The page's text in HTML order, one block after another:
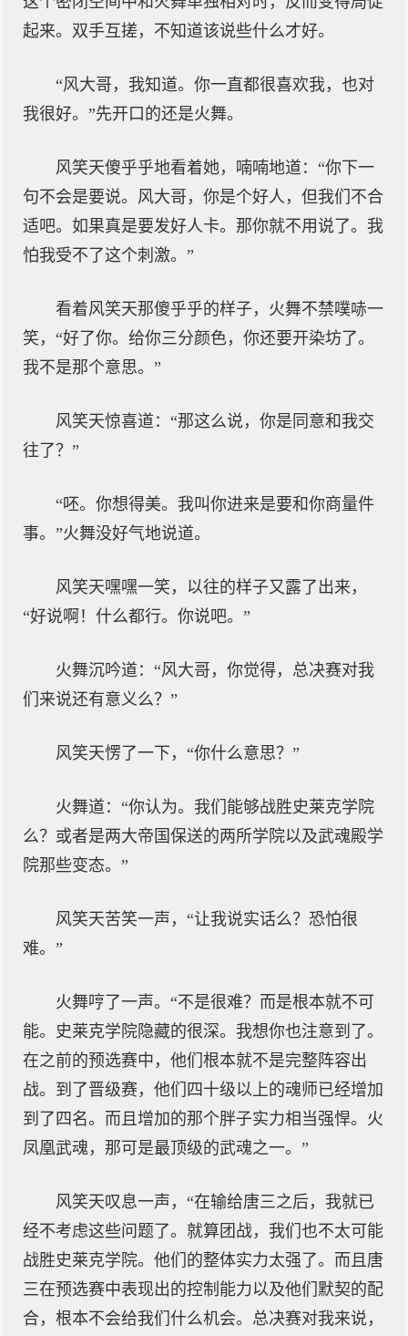
起来。双手互搓，不知道该说些什么才好。
“风大哥，我知道。你一直都很喜欢我，也对
我很好。”先开口的还是火舞。
风笑天傻乎乎地看着她，喃喃地道：“你下一
句不会是要说。风大哥，你是个好人，但我们不合
适吧。如果真是要发好人卡。那你就不用说了。我
怕我受不了这个刺激。”
看着风笑天那傻乎乎的样子，火舞不禁噗哧一
笑，“好了你。给你三分颜色，你还要开染坊了。
我不是那个意思。”
风笑天惊喜道：“那这么说，你是同意和我交
往了？”
“呸。你想得美。我叫你进来是要和你商量件
事。”火舞没好气地说道。
风笑天嘿嘿一笑，以往的样子又露了出来，
“好说啊！什么都行。你说吧。”
火舞沉吟道：“风大哥，你觉得，总决赛对我
们来说还有意义么？”
风笑天愣了一下，“你什么意思？”
火舞道：“你认为。我们能够战胜史莱克学院
么？或者是两大帝国保送的两所学院以及武魂殿学
院那些变态。”
风笑天苦笑一声，“让我说实话么？恐怕很
难。”
火舞哼了一声。“不是很难？而是根本就不可
能。史莱克学院隐藏的很深。我想你也注意到了。
在之前的预选赛中，他们根本就不是完整阵容出
战。到了晋级赛，他们四十级以上的魂师已经增加
到了四名。而且增加的那个胖子实力相当强悍。火
凤凰武魂，那可是最顶级的武魂之一。”
风笑天叹息一声，“在输给唐三之后，我就已
经不考虑这些问题了。就算团战，我们也不太可能
战胜史莱克学院。他们的整体实力太强了。而且唐
三在预选赛中表现出的控制能力以及他们默契的配
合，根本不会给我们什么机会。总决赛对我来说，